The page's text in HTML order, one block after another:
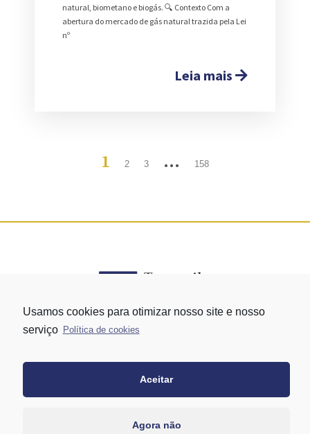
natural, biometano e biogás. 🔍 Contexto Com a
abertura do mercado de gás natural trazida pela Lei
nº
Leia mais
1 2 3 … 158
+55 11 95058-7769 (Whatsapp)
Usamos cookies para otimizar nosso site e nosso
serviço Política de cookies
Aceitar
Agora não